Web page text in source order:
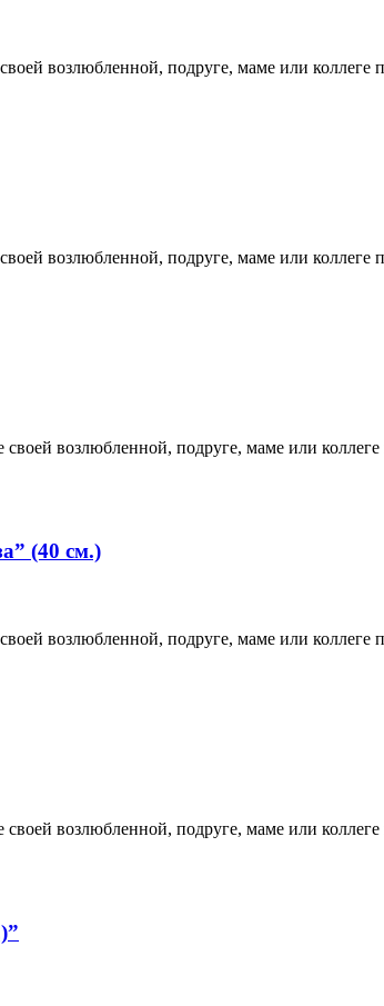
возлюбленной, подруге, маме или коллеге
возлюбленной, подруге, маме или коллеге
своей возлюбленной, подруге, маме или
(40 см.)
возлюбленной, подруге, маме или коллеге
своей возлюбленной, подруге, маме или